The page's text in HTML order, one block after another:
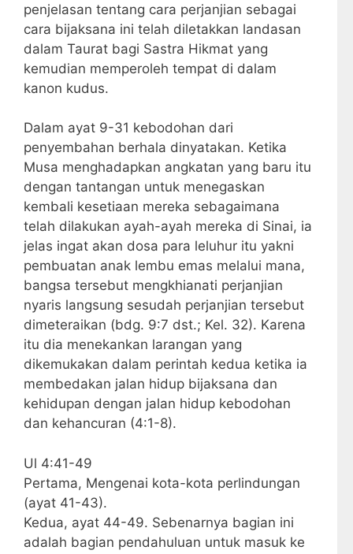
penjelasan tentang cara perjanjian sebagai
cara bijaksana ini telah diletakkan landasan
dalam Taurat bagi Sastra Hikmat yang
kemudian memperoleh tempat di dalam
kanon kudus.
Dalam ayat 9-31 kebodohan dari
penyembahan berhala dinyatakan. Ketika
Musa menghadapkan angkatan yang baru itu
dengan tantangan untuk menegaskan
kembali kesetiaan mereka sebagaimana
telah dilakukan ayah-ayah mereka di Sinai, ia
jelas ingat akan dosa para leluhur itu yakni
pembuatan anak lembu emas melalui mana,
bangsa tersebut mengkhianati perjanjian
nyaris langsung sesudah perjanjian tersebut
dimeteraikan (bdg. 9:7 dst.; Kel. 32). Karena
itu dia menekankan larangan yang
dikemukakan dalam perintah kedua ketika ia
membedakan jalan hidup bijaksana dan
kehidupan dengan jalan hidup kebodohan
dan kehancuran (4:1-8).
Ul 4:41-49
Pertama, Mengenai kota-kota perlindungan
(ayat 41-43).
Kedua, ayat 44-49. Sebenarnya bagian ini
adalah bagian pendahuluan untuk masuk ke